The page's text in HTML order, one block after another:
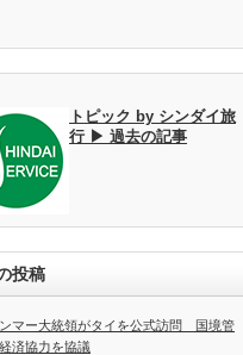
トピック by シンダイ旅
行 ▶ 過去の記事
投稿
ンマー大統領がタイを公式訪問 国境管
済協力を協議